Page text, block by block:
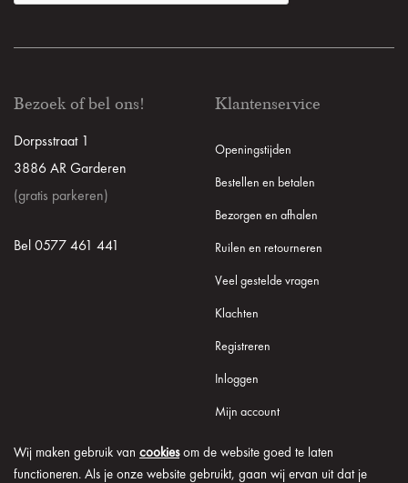
Wij maken gebruik van cookiesom de website goed te laten
functioneren. Als je onze website gebruikt, gaan wij ervan uit dat je
Bezoek of bel ons!
Dorpsstraat 1
3886 AR Garderen
(gratis parkeren)
Bel 0577 461 441
Klantenservice
Openingstijden
Bestellen en betalen
Bezorgen en afhalen
Ruilen en retourneren
Veel gestelde vragen
Klachten
Registreren
Inloggen
Mijn account